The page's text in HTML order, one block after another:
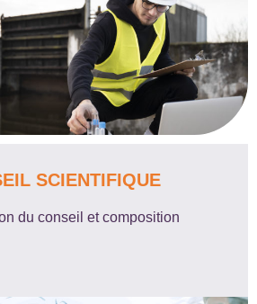
SCIENTIFIQUE
du conseil et composition